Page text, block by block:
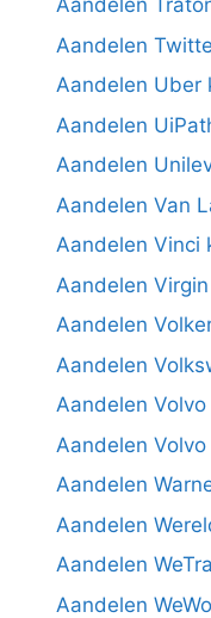
Aandelen
Aandelen
Aandelen Uber
Aandelen
Aandelen
Aandelen Van
Aandelen Vinci
Aandelen
Aandelen
Aandelen
Aandelen
Aandelen Volvo
Aandelen
Aandelen
Aandelen
Aandelen